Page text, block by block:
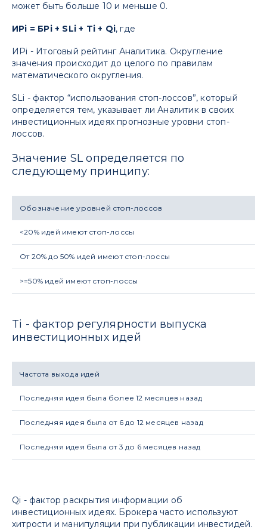
может быть больше 10 и меньше 0.
ИРi = БРi + SLi + Ti + Qi, где
ИРi - Итоговый рейтинг Аналитика. Округление
значения происходит до целого по правилам
математического округления.
SLi - фактор “использования стоп-лоссов”, который
определяется тем, указывает ли Аналитик в своих
инвестиционных идеях прогнозные уровни стоп-
лоссов.
Значение SL определяется по
следующему принципу:
Обозначение уровней стоп-лоссов
<20% идей имеют стоп-лоссы
От 20% до 50% идей имеют стоп-лоссы
>=50% идей имеют стоп-лоссы
Ti - фактор регулярности выпуска
инвестиционных идей
Частота выхода идей
Последняя идея была более 12 месяцев назад
Последняя идея была от 6 до 12 месяцев назад
Последняя идея была от 3 до 6 месяцев назад
Qi - фактор раскрытия информации об
инвестиционных идеях. Брокера часто используют
хитрости и манипуляции при публикации инвестидей.